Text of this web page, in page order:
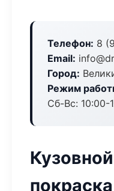
Телефон: 8
Email:
Город:
Режим
Сб-Вс: 10:00-